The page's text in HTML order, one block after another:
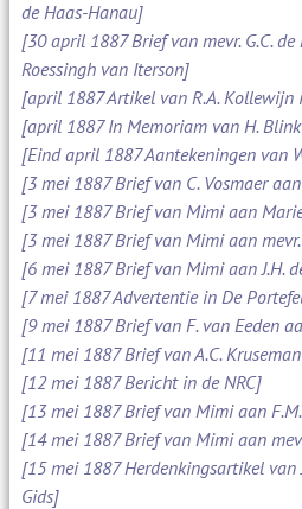
de Haas-Hanau]
[30 april 1887 Brief van mevr. G.C. de
Roessingh van Iterson]
[april 1887 Artikel van R.A. Kollewijn
[april 1887 In Memoriam van H.
[Eind april 1887 Aantekeningen van
[3 mei 1887 Brief van C. Vosmaer
[3 mei 1887 Brief van Mimi aan
[3 mei 1887 Brief van Mimi aan
[6 mei 1887 Brief van Mimi aan J.H.
[7 mei 1887 Advertentie in De
[9 mei 1887 Brief van F. van Eeden
[11 mei 1887 Brief van A.C.
[12 mei 1887 Bericht in de NRC]
[13 mei 1887 Brief van Mimi aan
[14 mei 1887 Brief van Mimi aan
[15 mei 1887 Herdenkingsartikel van
Gids]